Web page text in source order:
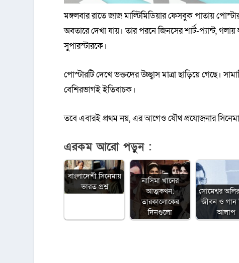
মঙ্গলবার রাতে জাজ মাল্টিমিডিয়ার ফেসবুক পাতায়
অবতারে দেখা যায়। তার পরনে জিনসের শার্ট-প্যান্ট,
সুপারস্টারকে।
পোস্টারটি দেখে ভক্তদের উচ্ছ্বাস মাত্রা ছাড়িয়ে গেছে।
বেশিরভাগই ইতিবাচক।
তবে এবারই প্রথম নয়, এর আগেও যৌথ প্রযোজনার
এরকম আরো পড়ুন :
বাংলাদেশী সিনেমায়
ভারত প্রশ্ন
নাসিমা খানের
আত্মকথন:
তারকালোকের
দিনগুলো
সোমেশ্বর
জীবন ও গান
আলাপ